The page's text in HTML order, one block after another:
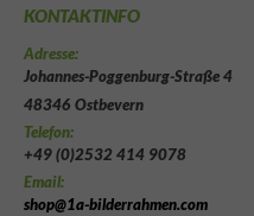
KONTAKTINFO
Adresse:
Johannes-Poggenburg-Straße 4
48346 Ostbevern
Telefon:
+49 (0)2532 414 9078
Email:
shop@1a-bilderrahmen.com